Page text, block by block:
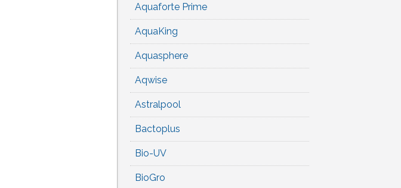
Aquaforte Prime
AquaKing
Aquasphere
Aqwise
Astralpool
Bactoplus
Bio-UV
BioGro